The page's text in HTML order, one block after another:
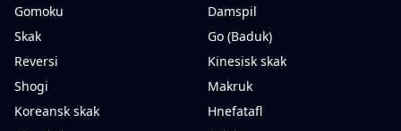
Gomoku
Damspil
Skak
Go (Baduk)
Reversi
Kinesisk skak
Shogi
Makruk
Koreansk skak
Hnefatafl